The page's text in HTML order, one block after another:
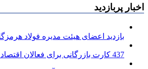
اخبار پربازدید
بازدید اعضای هیئت مدیره فولاد
437 کارت بازرگانی برای فعالان اقتصادی هرمزگان صادر شد